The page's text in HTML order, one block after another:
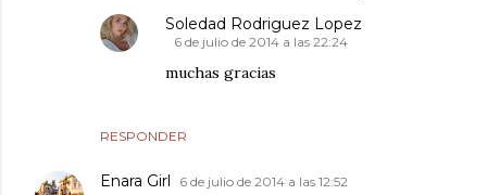
RESPONDER
Soledad Rodriguez Lopez
6 de julio de 2014 a las 22:24
muchas gracias
Enara Girl 6 de julio de 2014 a las 12:52